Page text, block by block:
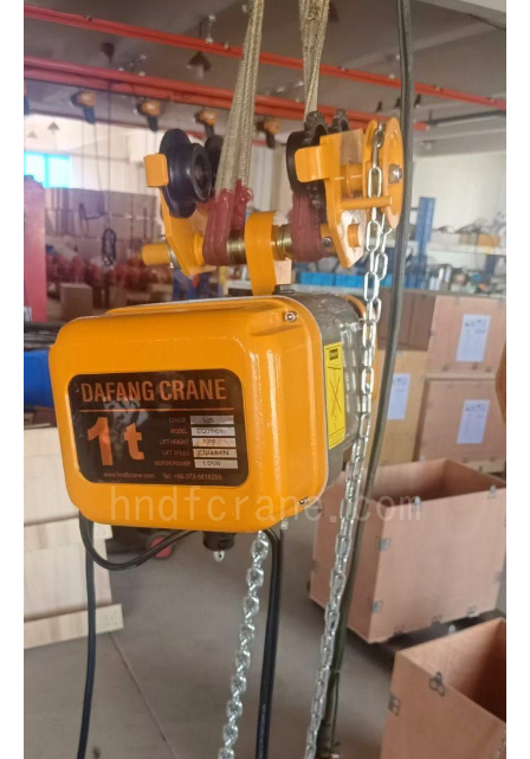
Беларуская мова
Kiswahili
Dansk
Norsk
O‘zbekcha